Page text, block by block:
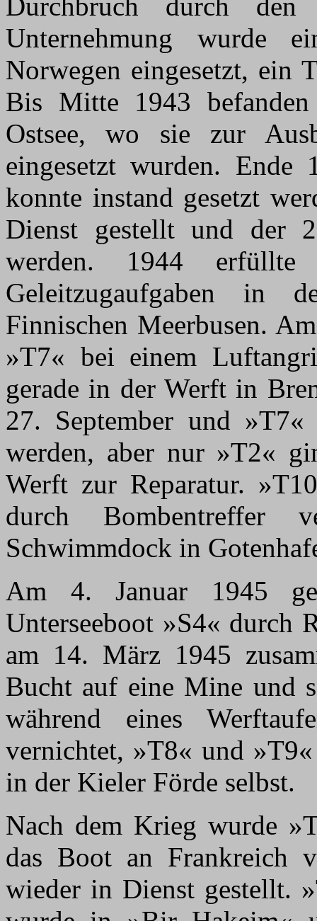
Unternehmung wurde
Norwegen eingesetzt, ein
Bis Mitte 1943
Ostsee, wo sie zur
eingesetzt wurden.
konnte instand gesetzt
Dienst gestellt und der
werden. 1944 erfüllte
Geleitzugaufgaben in
Finnischen Meerbusen.
»T7« bei einem
gerade in der Werft in
27. September und
werden, aber nur »T2«
Werft zur Reparatur.
durch
Schwimmdock in
Am 4. Januar 1945
Unterseeboot »S4« durch
am 14. März 1945
Bucht auf eine Mine und
während eines
vernichtet, »T8« und
in der Kieler Förde selbst.
Nach dem Krieg wurde
das Boot an Frankreich
wieder in Dienst gestellt.